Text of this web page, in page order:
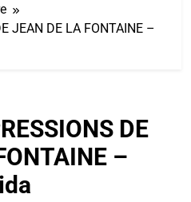
JEAN DE LA FONTAINE –
DE
–